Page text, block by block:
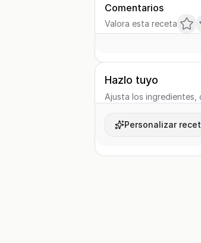
Comentarios
Valora esta receta
Hazlo tuyo
Ajusta los ingredientes,
Personalizar